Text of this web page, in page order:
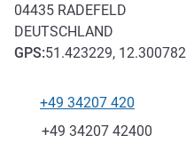
04435 RADEFELD
DEUTSCHLAND
GPS:51.423229, 12.300782
+49 34207 420
Fax
+49 34207 42400